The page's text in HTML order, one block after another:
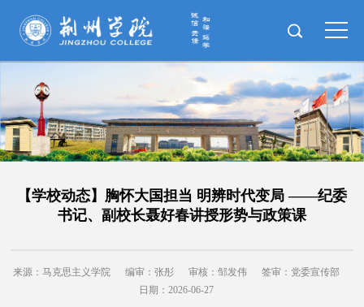
【学校动态】胸怀大国担当 明辨时代变局 ——纪委
书记、副校长聂好春讲授形势与政策课
来源：马克思主义学院 编审：张彤 审核：邹发伟
签审：党委宣传部
日期：2026-06-27